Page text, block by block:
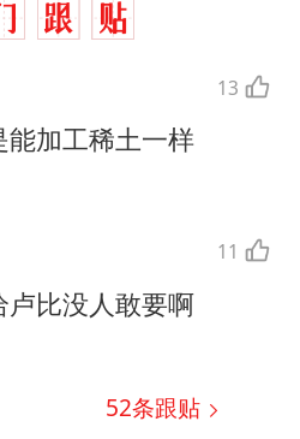
13
加工稀土一样
11
卢比没人敢要啊
52条跟贴